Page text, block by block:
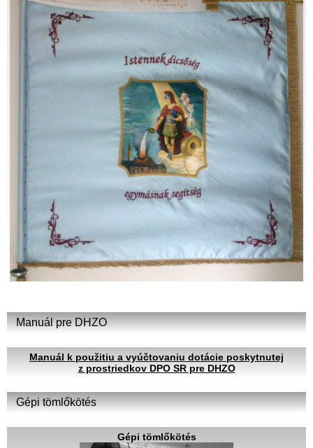
Manuál pre DHZO
Manuál k použitiu a vyúčtovaniu dotácie poskytnutej
z prostriedkov DPO SR pre DHZO
Gépi tömlőkötés
Gépi tömlőkötés